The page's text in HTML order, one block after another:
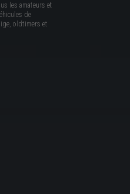
les amateurs et
de
oldtimers et